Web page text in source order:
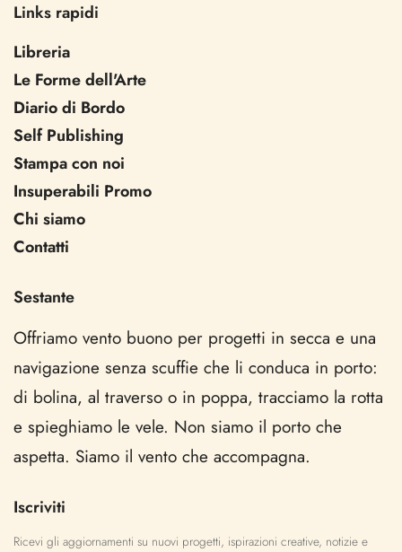
Links rapidi
Libreria
Le Forme dell'Arte
Diario di Bordo
Self Publishing
Stampa con noi
Insuperabili Promo
Chi siamo
Contatti
Sestante
Offriamo vento buono per progetti in secca e una
navigazione senza scuffie che li conduca in porto:
di bolina, al traverso o in poppa, tracciamo la rotta
e spieghiamo le vele. Non siamo il porto che
aspetta. Siamo il vento che accompagna.
Iscriviti
Ricevi gli aggiornamenti su nuovi progetti, ispirazioni creative, notizie e